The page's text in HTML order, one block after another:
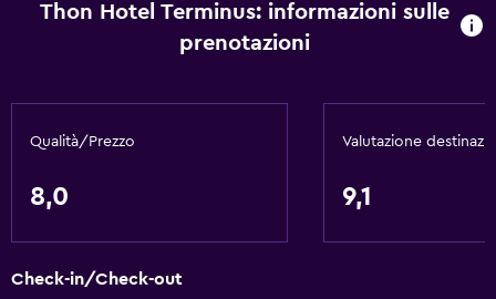
Thon Hotel Terminus: informazioni sulle
prenotazioni
Qualità/Prezzo
8,0
Valutazione
9,1
Check-in/Check-out